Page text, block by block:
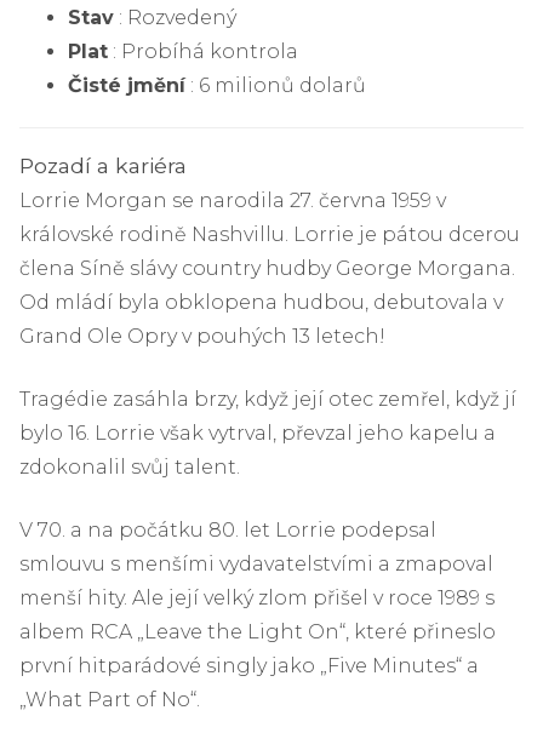
Stav : Rozvedený
Plat : Probíhá kontrola
Čisté jmění: 6 milionů dolarů
Pozadí a kariéra
Lorrie Morgan se narodila 27. června 1959 v
královské rodině Nashvillu. Lorrie je pátou dcerou
člena Síně slávy country hudby George Morgana.
Od mládí byla obklopena hudbou, debutovala v
Grand Ole Opry v pouhých 13 letech!
Tragédie zasáhla brzy, když její otec zemřel, když jí
bylo 16. Lorrie však vytrval, převzal jeho kapelu a
zdokonalil svůj talent.
V 70. a na počátku 80. let Lorrie podepsal
smlouvu s menšími vydavatelstvími a zmapoval
menší hity. Ale její velký zlom přišel v roce 1989 s
albem RCA „Leave the Light On“, které přineslo
první hitparádové singly jako „Five Minutes“ a
„What Part of No“.